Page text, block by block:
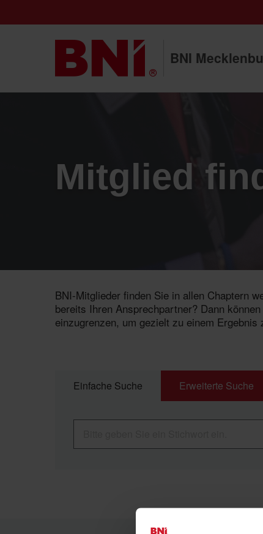
BNI
Mitglied
BNI-Mitglieder finden Sie in allen Chaptern
bereits Ihren Ansprechpartner? Dann
einzugrenzen, um gezielt zu einem Ergebnis
Einfache Suche Erweiterte Suche